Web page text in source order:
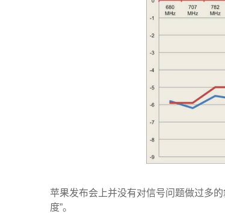
苹果发布会上并没有对信号问题做过多
度”。